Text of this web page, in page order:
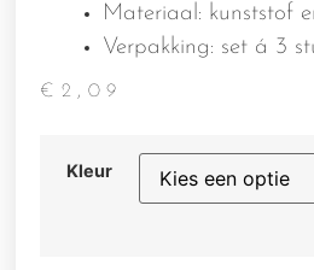
Materiaal: kunststof
Verpakking: set á 3
€ 2,09
Kleur